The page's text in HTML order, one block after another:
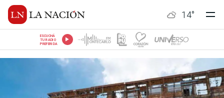
14°
ESCUCHÁ
TU RADIO
PREFERIDA